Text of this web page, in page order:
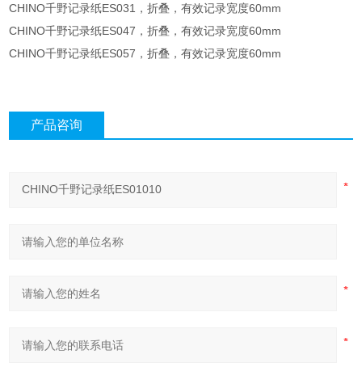
CHINO千野记录纸ES031，折叠，有效记录宽度60mm
CHINO千野记录纸ES047，折叠，有效记录宽度60mm
CHINO千野记录纸ES057，折叠，有效记录宽度60mm
产品咨询